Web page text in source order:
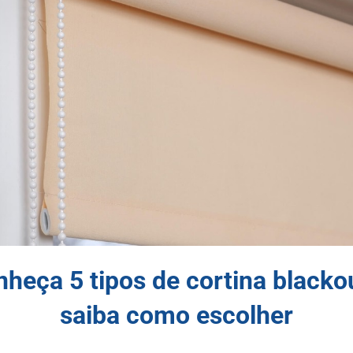
5 tipos de cortina
saiba como escolher